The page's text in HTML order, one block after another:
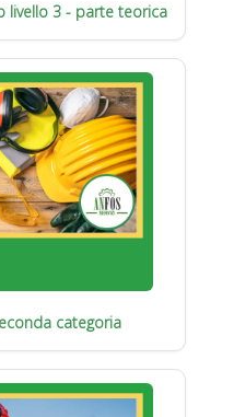
livello 3 - parte teorica
categoria